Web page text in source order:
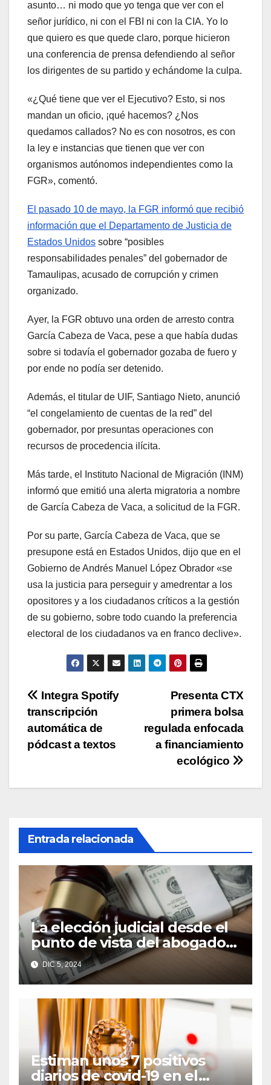
asunto… ni modo que yo tenga que ver con el
señor jurídico, ni con el FBI ni con la CIA. Yo lo
que quiero es que quede claro, porque hicieron
una conferencia de prensa defendiendo al señor
los dirigentes de su partido y echándome la culpa.
«¿Qué tiene que ver el Ejecutivo? Esto, si nos
mandan un oficio, ¡qué hacemos? ¿Nos
quedamos callados? No es con nosotros, es con
la ley e instancias que tienen que ver con
organismos autónomos independientes como la
FGR», comentó.
El pasado 10 de mayo, la FGR informó que recibió
información que el Departamento de Justicia de
Estados Unidos sobre “posibles
responsabilidades penales” del gobernador de
Tamaulipas, acusado de corrupción y crimen
organizado.
Ayer, la FGR obtuvo una orden de arresto contra
García Cabeza de Vaca, pese a que había dudas
sobre si todavía el gobernador gozaba de fuero y
por ende no podía ser detenido.
Además, el titular de UIF, Santiago Nieto, anunció
“el congelamiento de cuentas de la red” del
gobernador, por presuntas operaciones con
recursos de procedencia ilícita.
Más tarde, el Instituto Nacional de Migración (INM)
informó que emitió una alerta migratoria a nombre
de García Cabeza de Vaca, a solicitud de la FGR.
Por su parte, García Cabeza de Vaca, que se
presupone está en Estados Unidos, dijo que en el
Gobierno de Andrés Manuel López Obrador «se
usa la justicia para perseguir y amedrentar a los
opositores y a los ciudadanos críticos a la gestión
de su gobierno, sobre todo cuando la preferencia
electoral de los ciudadanos va en franco declive».
Navegación
de
entradas
Presenta CTX
primera bolsa
regulada enfocada
a financiamiento
ecológico
Integra Spotify
transcripción
automática de
pódcast a textos
Entrada relacionada
La elección judicial desde el
punto de vista del abogado
Edgar Galindo Macedo
DIC 5, 2024
Estiman unos 7 positivos
diarios de covid-19 en el